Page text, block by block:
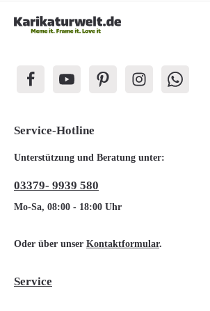
Service-Hotline
Unterstützung und Beratung unter:
03379- 9939 580
Mo-Sa, 08:00 - 18:00 Uhr
Oder über unser Kontaktformular.
Service